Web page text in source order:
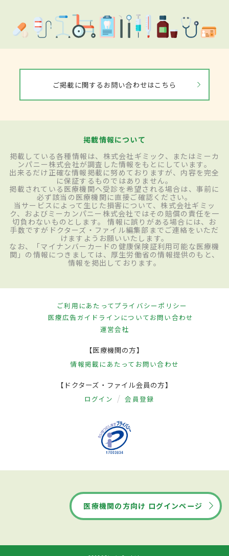
ご掲載に関するお問い合わせはこちら
掲載情報について
掲載している各種情報は、株式会社ギミック、またはミーカ
ンパニー株式会社が調査した情報をもとにしています。
出来るだけ正確な情報掲載に努めておりますが、内容を完全
に保証するものではありません。
掲載されている医療機関へ受診を希望される場合は、事前に
必ず該当の医療機関に直接ご確認ください。
当サービスによって生じた損害について、株式会社ギミッ
ク、およびミーカンパニー株式会社ではその賠償の責任を一
切負わないものとします。 情報に誤りがある場合には、お
手数ですがドクターズ・ファイル編集部までご連絡をいただ
けますようお願いいたします。
なお、「マイナンバーカードの健康保険証利用可能な医療機
関」の情報につきましては、厚生労働省の情報提供のもと、
情報を掲出しております。
ご利用にあたってプライバシーポリシー
医療広告ガイドラインについてお問い合わせ
運営会社
【医療機関の方】
情報掲載にあたって お問い合わせ
【ドクターズ・ファイル会員の方】
ログイン 会員登録
医療機関の方向け ログインページ